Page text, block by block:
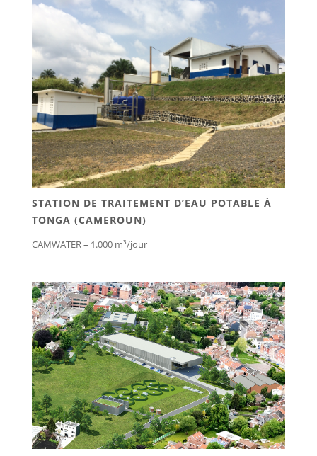
STATION DE TRAITEMENT D’EAU POTABLE À
TONGA (CAMEROUN)
CAMWATER – 1.000 m³/jour